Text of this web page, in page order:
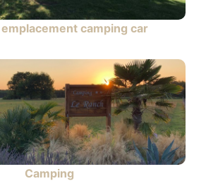
camping car
Camping